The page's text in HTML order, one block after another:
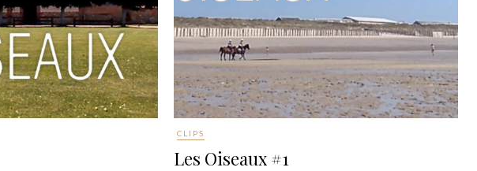
CLIPS
Les Oiseaux #1